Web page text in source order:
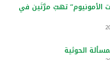
الأمونيوم” تهبّ مرَّتَين في
الحوثية